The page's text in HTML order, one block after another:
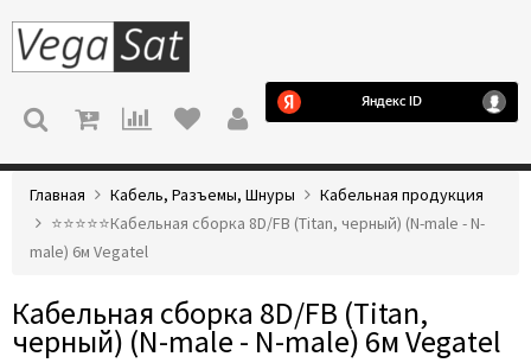
МЕНЮ
Главная Кабель, Разъемы, Шнуры
Кабельная продукция
⭐️⭐️⭐️⭐️⭐️Кабельная сборка 8D/FB (Titan, черный) (N-male - N-
male) 6м Vegatel
Кабельная сборка 8D/FB (Titan,
черный) (N-male - N-male) 6м Vegatel